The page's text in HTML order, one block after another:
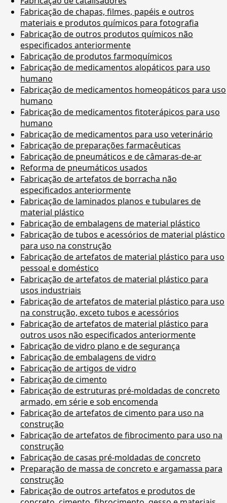
Fabricação de chapas, filmes, papéis e outros
materiais e produtos químicos para fotografia
Fabricação de outros produtos químicos não
especificados anteriormente
Fabricação de produtos farmoquímicos
Fabricação de medicamentos alopáticos para uso
humano
Fabricação de medicamentos homeopáticos para uso
humano
Fabricação de medicamentos fitoterápicos para uso
humano
Fabricação de medicamentos para uso veterinário
Fabricação de preparações farmacêuticas
Fabricação de pneumáticos e de câmaras-de-ar
Reforma de pneumáticos usados
Fabricação de artefatos de borracha não
especificados anteriormente
Fabricação de laminados planos e tubulares de
material plástico
Fabricação de embalagens de material plástico
Fabricação de tubos e acessórios de material plástico
para uso na construção
Fabricação de artefatos de material plástico para uso
pessoal e doméstico
Fabricação de artefatos de material plástico para
usos industriais
Fabricação de artefatos de material plástico para uso
na construção, exceto tubos e acessórios
Fabricação de artefatos de material plástico para
outros usos não especificados anteriormente
Fabricação de vidro plano e de segurança
Fabricação de embalagens de vidro
Fabricação de artigos de vidro
Fabricação de cimento
Fabricação de estruturas pré-moldadas de concreto
armado, em série e sob encomenda
Fabricação de artefatos de cimento para uso na
construção
Fabricação de artefatos de fibrocimento para uso na
construção
Fabricação de casas pré-moldadas de concreto
Preparação de massa de concreto e argamassa para
construção
Fabricação de outros artefatos e produtos de